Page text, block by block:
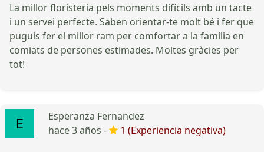
La millor floristeria pels moments difícils amb un tacte
i un servei perfecte. Saben orientar-te molt bé i fer que
puguis fer el millor ram per comfortar a la família en
comiats de persones estimades. Moltes gràcies per
tot!
Esperanza Fernandez
hace 3 años -
1 (Experiencia negativa)